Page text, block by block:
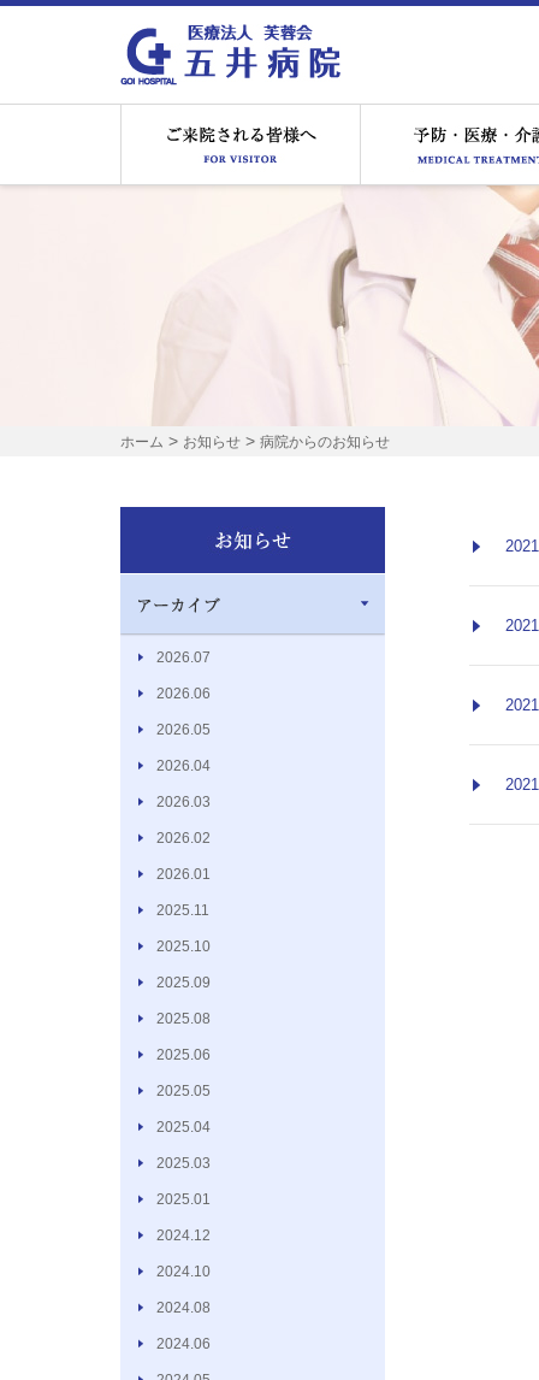
ホーム > お知らせ > 病院からのお知らせ
2026.07
2026.06
2026.05
2026.04
2026.03
2026.02
2026.01
2025.11
2025.10
2025.09
2025.08
2025.06
2025.05
2025.04
2025.03
2025.01
2024.12
2024.10
2024.08
2024.06